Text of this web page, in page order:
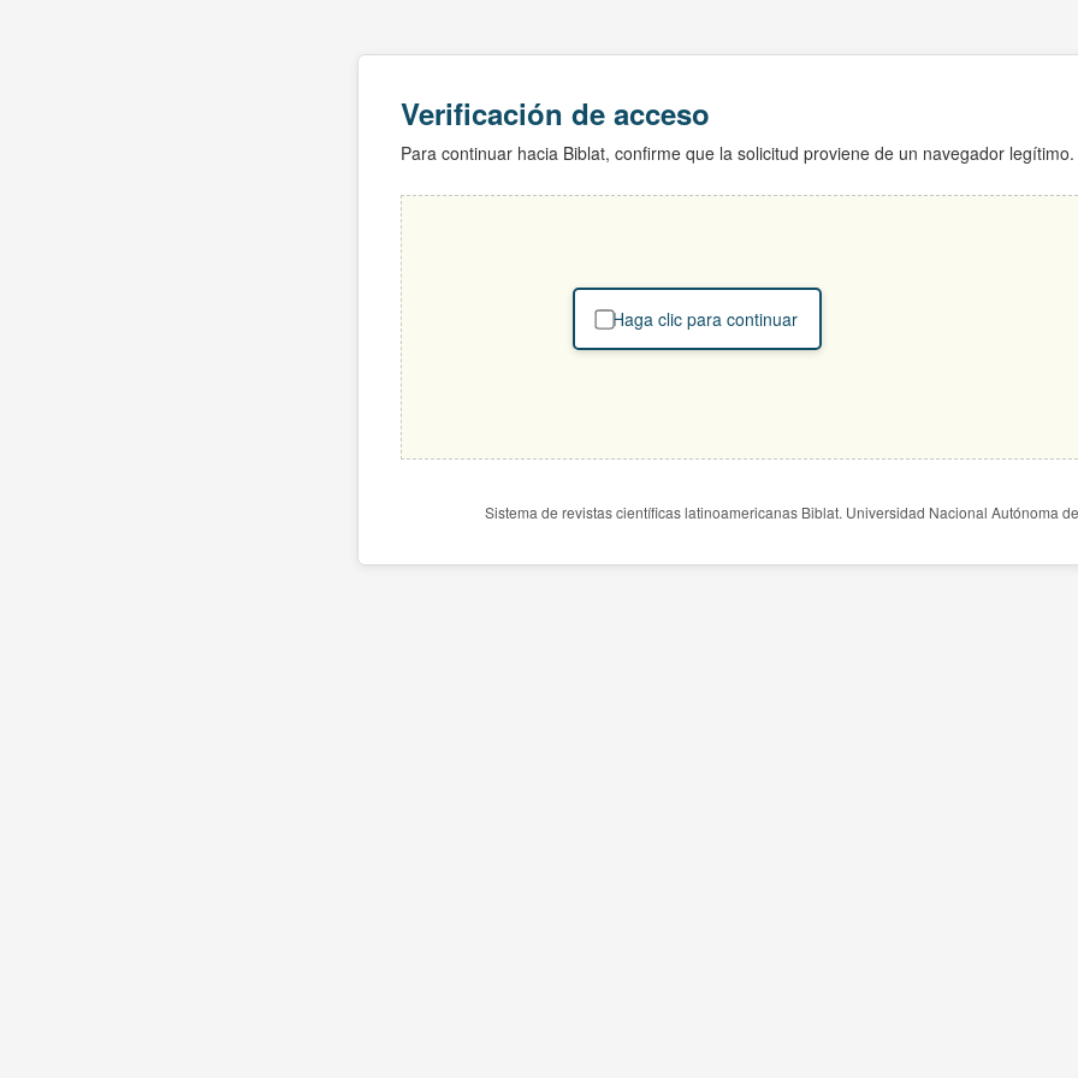
Verificación de acceso
Para continuar hacia Biblat, confirme que la solicitud proviene de un navegador legítimo.
Haga clic para continuar
Sistema de revistas científicas latinoamericanas Biblat. Universidad Nacional Autónoma